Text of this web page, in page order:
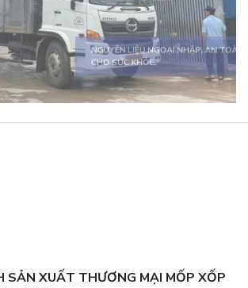
ĐA DẠNG, ĐÁP ỨNG MỌI
SẢN XUẤT THƯƠNG MẠI MỐP XỐP